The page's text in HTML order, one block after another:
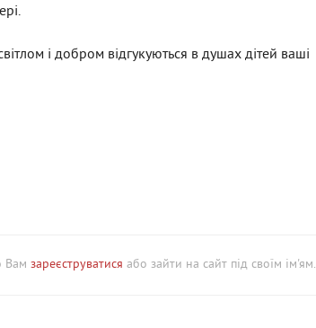
і добром відгукуються в душах дітей ваші
Вам зареєструватися або зайти на сайт під своїм ім'ям.